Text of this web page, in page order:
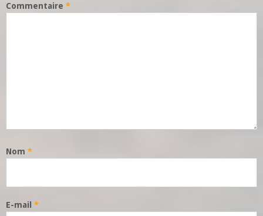
Commentaire *
Nom *
E-mail *